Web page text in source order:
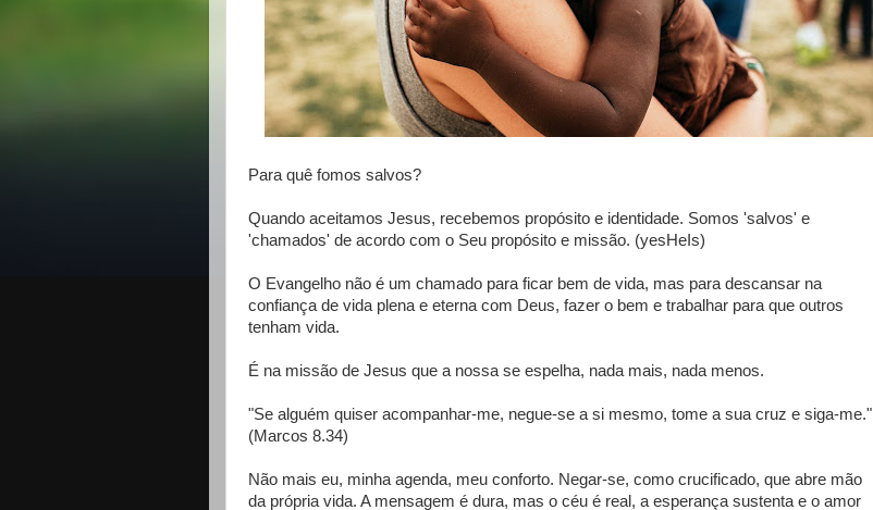
Para quê fomos salvos?
Quando aceitamos Jesus, recebemos propósito e identidade. Somos 'salvos' e
'chamados' de acordo com o Seu propósito e missão. (yesHeIs)
O Evangelho não é um chamado para ficar bem de vida, mas para descansar na
confiança de vida plena e eterna com Deus, fazer o bem e trabalhar para que outros
tenham vida.
É na missão de Jesus que a nossa se espelha, nada mais, nada menos.
"Se alguém quiser acompanhar-me, negue-se a si mesmo, tome a sua cruz e siga-me."
(Marcos 8.34)
Não mais eu, minha agenda, meu conforto. Negar-se, como crucificado, que abre mão
da própria vida. A mensagem é dura, mas o céu é real, a esperança sustenta e o amor